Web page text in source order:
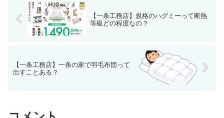
【一条工務店】規格のハグミーって断熱
等級どの程度なの？
【一条工務店】一条の家で羽毛布団って
出すことある？